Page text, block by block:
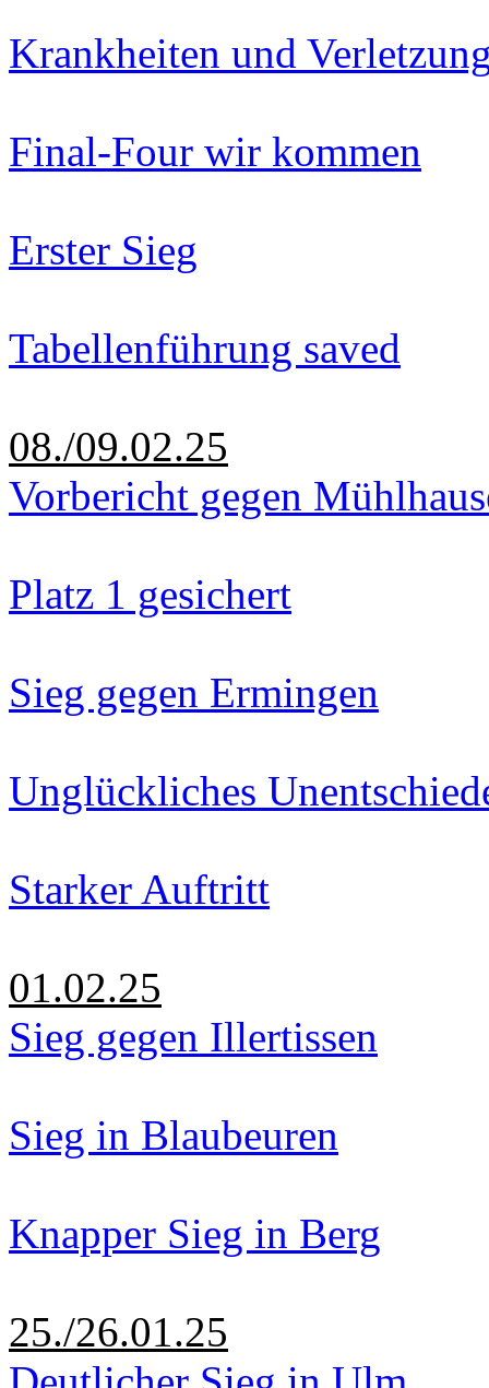
Krankheiten und
Final-Four wir kommen
Erster Sieg
Tabellenführung saved
08./09.02.25
Vorbericht gegen
Platz 1 gesichert
Sieg gegen Ermingen
Unglückliches
Starker Auftritt
01.02.25
Sieg gegen Illertissen
Sieg in Blaubeuren
Knapper Sieg in Berg
25./26.01.25